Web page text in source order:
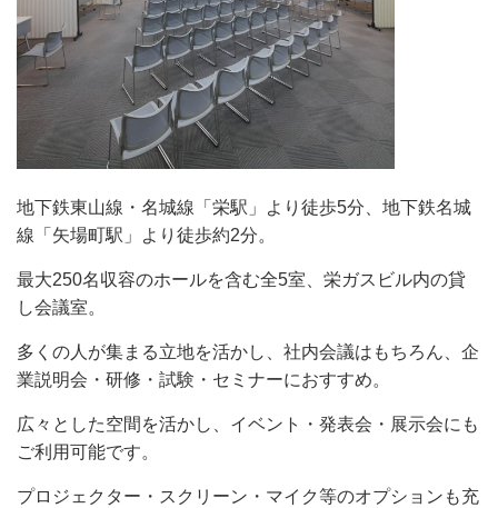
地下鉄東山線・名城線「栄駅」より徒歩5分、地下鉄名城
線「矢場町駅」より徒歩約2分。
最大250名収容のホールを含む全5室、栄ガスビル内の貸
し会議室。
多くの人が集まる立地を活かし、社内会議はもちろん、企
業説明会・研修・試験・セミナーにおすすめ。
広々とした空間を活かし、イベント・発表会・展示会にも
ご利用可能です。
プロジェクター・スクリーン・マイク等のオプションも充